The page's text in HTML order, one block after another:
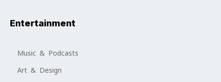
Entertainment
Music & Podcasts
Art & Design